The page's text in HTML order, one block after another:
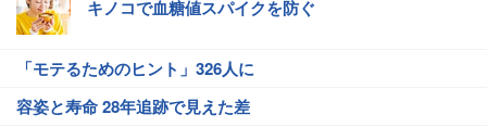
キノコで血糖値スパイクを防ぐ
「モテるためのヒント」326人に
容姿と寿命 28年追跡で見えた差